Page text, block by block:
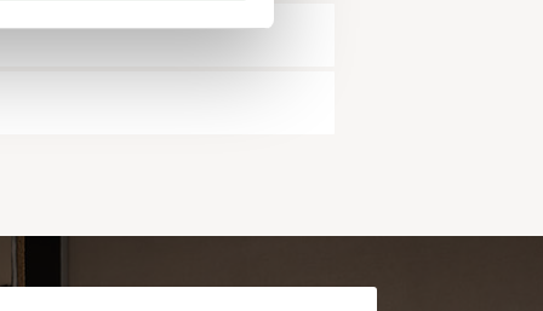
alle velden met een * zijn ingevuld.